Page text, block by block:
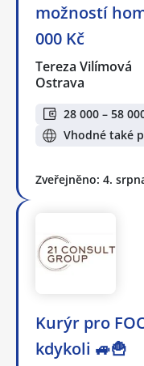
možností
000 Kč
Tereza Vilímová
Ostrava
28 000 – 58
Vhodné také
Zveřejněno: 4.
Kurýr pro
kdykoli 🚙🍟